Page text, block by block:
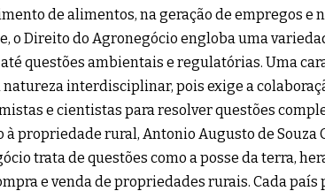
de alimentos, na geração de empregos e
o Direito do Agronegócio engloba uma
questões ambientais e regulatórias. Uma
natureza interdisciplinar, pois exige a
e cientistas para resolver questões
à propriedade rural, Antonio Augusto de Souza
trata de questões como a posse da terra,
e venda de propriedades rurais. Cada país